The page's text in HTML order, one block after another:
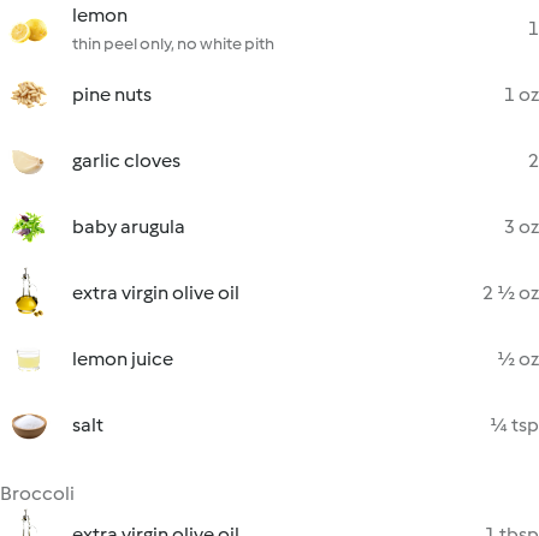
lemon
thin peel only, no white pith
1
pine nuts 1 oz
garlic cloves 2
baby arugula 3 oz
extra virgin olive oil 2 ½ oz
lemon juice ½ oz
salt ¼ tsp
Broccoli